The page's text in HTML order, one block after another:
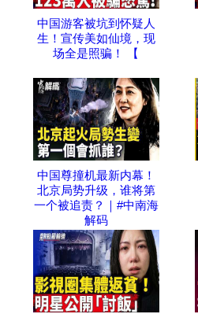
中国游客被坑到怀疑人
生！宣传美如仙境，现
场全是照骗！ 【
中国尊撞机最新内幕！
北京局势升级，谁将第
一个被追责？｜#中南海
解码